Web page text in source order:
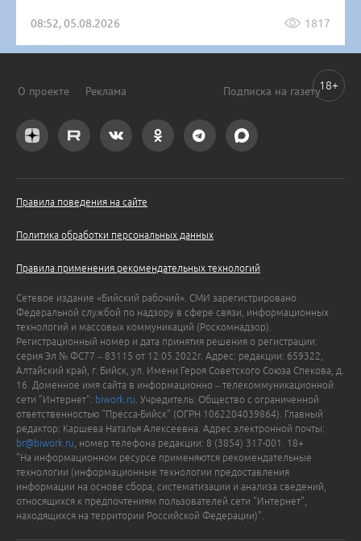
08:52, 05.08.2026 1817
О проекте Реклама Подписка на газету
Правила поведения на сайте
Политика обработки персональных данных
Правила применения рекомендательных технологий
Сетевое издание «Бийский рабочий». СМИ зарегистрировано
Федеральной службой по надзору в сфере связи, информационных
технологий и массовых коммуникаций (Роскомнадзор).
Регистрационный номер и дата принятия решения о регистрации:
серия Эл № ФС77 – 83115 от 12.05.2022г. Адрес: редакции: 659322,
Алтайский край, г. Бийск, ул. Имени Героя Советского Союза Спекова, д.
16. Доменное имя сайта в информационно – телекоммуникационной
сети "Интернет": biwork.ru . Учредитель: Общество с ограниченной
ответственностью "Пресса-Бийск" (ОГРН 1062204039864). Главный
редактор: Каршева Наталья Алексеевна. Адрес электронной почты:
br@biwork.ru , номер телефона редакции: 8 (3854) 317-001. 18+
"На информационном ресурсе применяются рекомендательные
технологии (информационные технологии предоставления
информации на основе сбора, систематизации и анализа сведений,
относящихся к предпочтениям пользователей сети "Интернет",
находящихся на территории Российской Федерации)".
18+